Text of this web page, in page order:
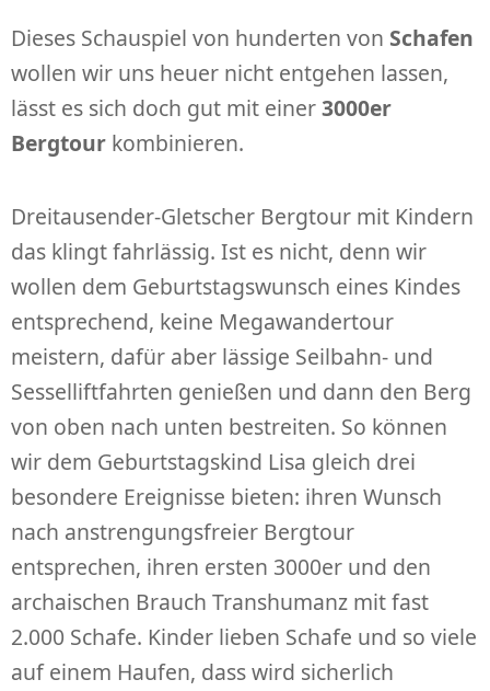
Dieses Schauspiel von hunderten von Schafen
wollen wir uns heuer nicht entgehen lassen,
lässt es sich doch gut mit einer3000er
Bergtour kombinieren.
Dreitausender-Gletscher Bergtour mit Kindern
das klingt fahrlässig. Ist es nicht, denn wir
wollen dem Geburtstagswunsch eines Kindes
entsprechend, keine Megawandertour
meistern, dafür aber lässige Seilbahn- und
Sesselliftfahrten genießen und dann den Berg
von oben nach unten bestreiten. So können
wir dem Geburtstagskind Lisa gleich drei
besondere Ereignisse bieten: ihren Wunsch
nach anstrengungsfreier Bergtour
entsprechen, ihren ersten 3000er und den
archaischen Brauch Transhumanz mit fast
2.000 Schafe. Kinder lieben Schafe und so viele
auf einem Haufen, dass wird sicherlich